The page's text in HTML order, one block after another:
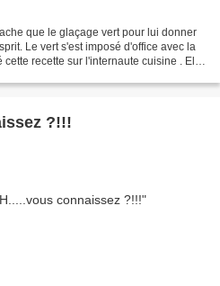
que le glaçage vert pour lui donner
Le vert s'est imposé d'office avec la
recette sur l'internaute cuisine . Elle
?!!!